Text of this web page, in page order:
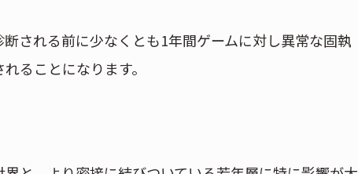
される前に少なくとも1年間ゲームに対し異常な固執
ることになります。